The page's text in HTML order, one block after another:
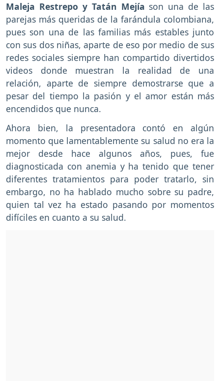
Maleja Restrepo y Tatán Mejía son una de las
parejas más queridas de la farándula colombiana,
pues son una de las familias más estables junto
con sus dos niñas, aparte de eso por medio de sus
redes sociales siempre han compartido divertidos
videos donde muestran la realidad de una
relación, aparte de siempre demostrarse que a
pesar del tiempo la pasión y el amor están más
encendidos que nunca.
Ahora bien, la presentadora contó en algún
momento que lamentablemente su salud no era la
mejor desde hace algunos años, pues, fue
diagnosticada con anemia y ha tenido que tener
diferentes tratamientos para poder tratarlo, sin
embargo, no ha hablado mucho sobre su padre,
quien tal vez ha estado pasando por momentos
difíciles en cuanto a su salud.